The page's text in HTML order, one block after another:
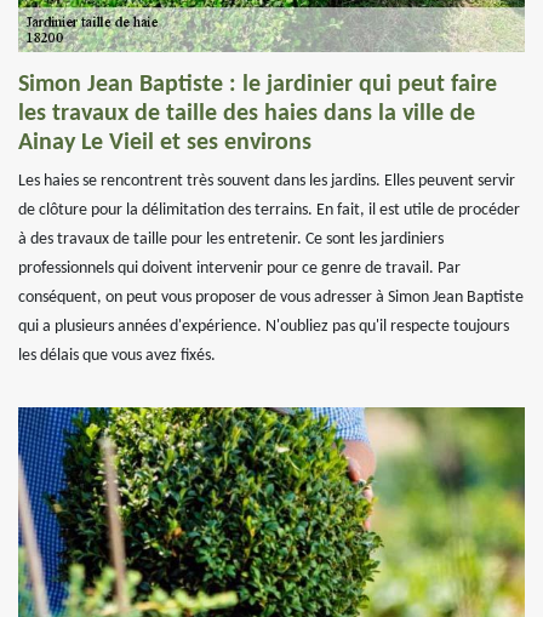
Simon Jean Baptiste : le jardinier qui peut faire
les travaux de taille des haies dans la ville de
Ainay Le Vieil et ses environs
Les haies se rencontrent très souvent dans les jardins. Elles peuvent servir
de clôture pour la délimitation des terrains. En fait, il est utile de procéder
à des travaux de taille pour les entretenir. Ce sont les jardiniers
professionnels qui doivent intervenir pour ce genre de travail. Par
conséquent, on peut vous proposer de vous adresser à Simon Jean Baptiste
qui a plusieurs années d'expérience. N'oubliez pas qu'il respecte toujours
les délais que vous avez fixés.